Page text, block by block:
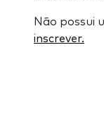
Não possui
inscrever.